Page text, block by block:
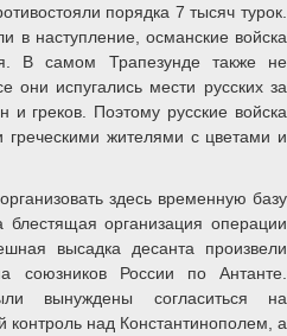
порядка 7 тысяч турок.
в наступление, османские войска
В самом Трапезунде также не
они испугались мести русских за
и греков. Поэтому русские войска
жителями с цветами и
здесь временную базу
организация операции
высадка десанта произвели
союзников России по Антанте.
вынуждены согласиться на
контроль над Константинополем, а